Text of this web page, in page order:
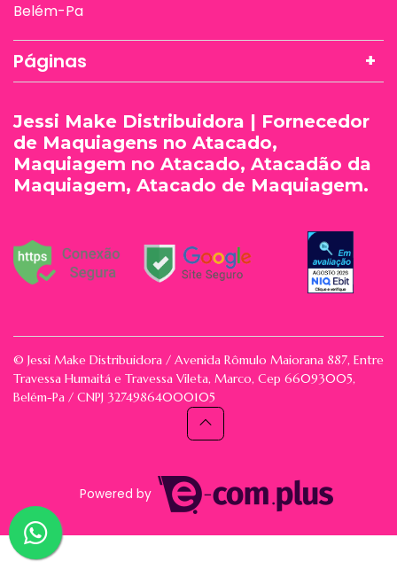
Belém-Pa
Páginas
Jessi Make Distribuidora | Fornecedor
de Maquiagens no Atacado,
Maquiagem no Atacado, Atacadão da
Maquiagem, Atacado de Maquiagem.
© Jessi Make Distribuidora / Avenida Rômulo Maiorana 887, Entre
Travessa Humaitá e Travessa Vileta, Marco, Cep 66093005,
Belém-Pa / CNPJ 32749864000105
Powered by